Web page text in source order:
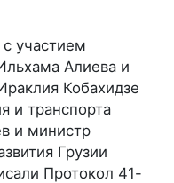
участием
Алиева и
Кобахидзе
и транспорта
и министр
Грузии
Протокол 41-